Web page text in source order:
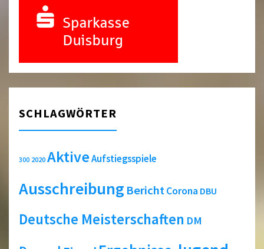
SCHLAGWÖRTER
300 2020 AktiveAufstiegsspiele
Ausschreibung BerichtCorona DBU
Deutsche Meisterschaften DM